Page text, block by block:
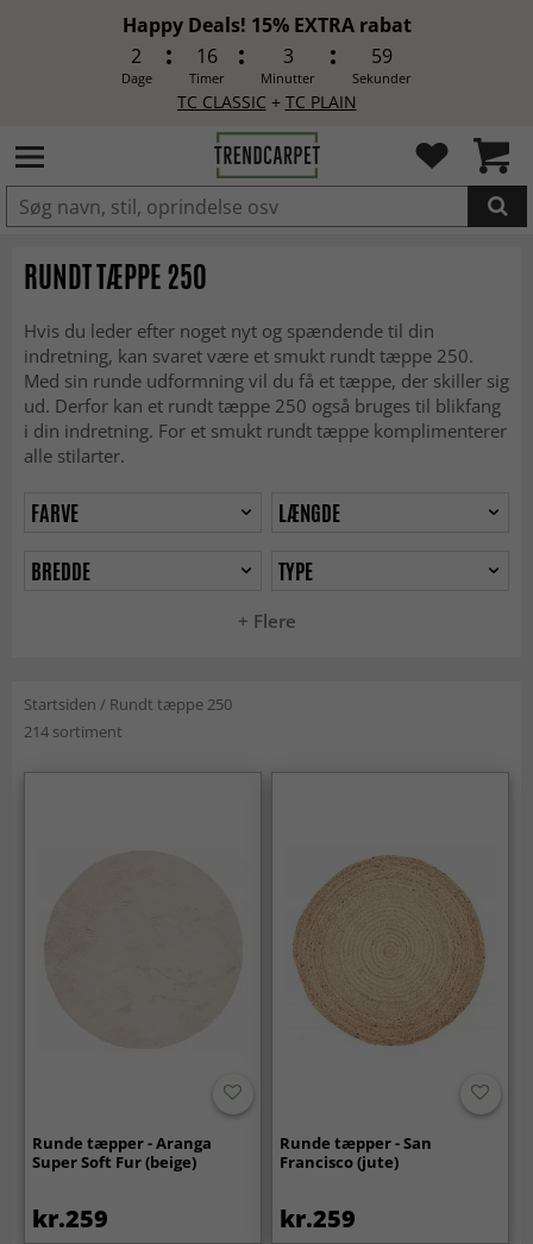
Happy Deals! 15% EXTRA rabat
2
Dage
16
Timer
3
Minutter
57
Sekunder
TC CLASSIC + TC PLAIN
LAGT I INDKØBSKURVEN.
RUNDT TÆPPE 250
Hvis du leder efter noget nyt og spændende til din
indretning, kan svaret være et smukt rundt tæppe 250.
Med sin runde udformning vil du få et tæppe, der skiller sig
ud. Derfor kan et rundt tæppe 250 også bruges til blikfang
i din indretning. For et smukt rundt tæppe komplimenterer
alle stilarter.
+ Flere
FARVE
LÆNGDE
BREDDE
TYPE
Startsiden / Rundt tæppe 250
214 sortiment
Runde tæpper - Aranga
Super Soft Fur (beige)
kr.259
Runde tæpper - San
Francisco (jute)
kr.259